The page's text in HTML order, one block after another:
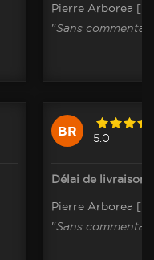
Pierre Arborea
"Sans
BR 5.0
Délai de livraison:
Pierre Arborea
"Sans